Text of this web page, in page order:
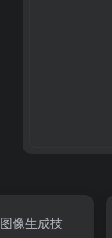
像生成技